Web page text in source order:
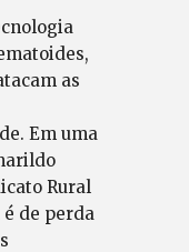
as
Em uma
Rural
de perda